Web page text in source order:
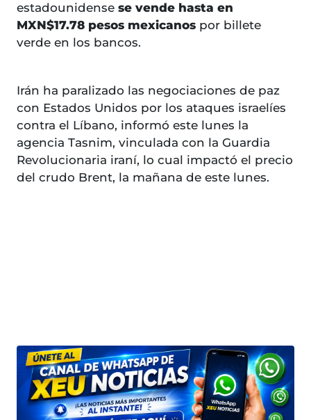
estadounidense se vende hasta en
MXN$17.78 pesos mexicanos por billete
verde en los bancos.
Irán ha paralizado las negociaciones de paz
con Estados Unidos por los ataques israelíes
contra el Líbano, informó este lunes la
agencia Tasnim, vinculada con la Guardia
Revolucionaria iraní, lo cual impactó el precio
del crudo Brent, la mañana de este lunes.